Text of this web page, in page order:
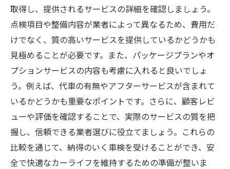
取得し、提供されるサービスの詳細を確認しましょう。
点検項目や整備内容が業者によって異なるため、費用だ
けでなく、質の高いサービスを提供しているかどうかも
見極めることが必要です。また、パッケージプランやオ
プションサービスの内容も考慮に入れると良いでしょ
う。例えば、代車の有無やアフターサービスが含まれて
いるかどうかも重要なポイントです。さらに、顧客レビ
ューや評価を確認することで、実際のサービスの質を把
握し、信頼できる業者選びに役立てましょう。これらの
比較を通じて、納得のいく車検を受けることができ、安
全で快適なカーライフを維持するための準備が整いま